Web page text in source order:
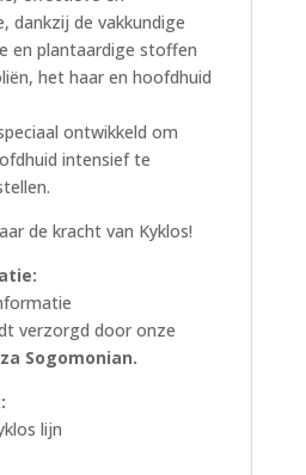
dankzij de vakkundige
en plantaardige stoffen
het haar en hoofdhuid
ontwikkeld om
intensief te
de kracht van Kyklos!
verzorgd door onze
Sogomonian.
lijn